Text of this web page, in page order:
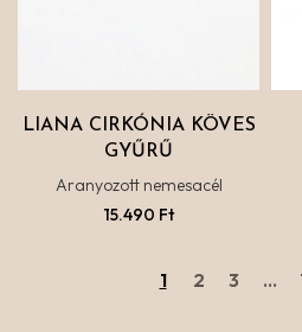
LIANA CIRKÓNIA KÖVES
GYŰRŰ
Aranyozott nemesacél
15.490 Ft
1 2 3 …